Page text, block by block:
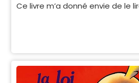
Ce livre m’a donné envie de le